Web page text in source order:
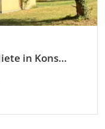
Jetzt neu: Wohnung zur Miete in Konstanz